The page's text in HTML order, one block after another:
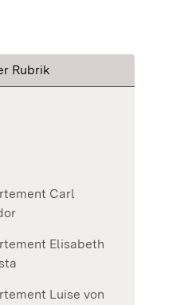
Rubrik
Carl
Elisabeth
Luise von